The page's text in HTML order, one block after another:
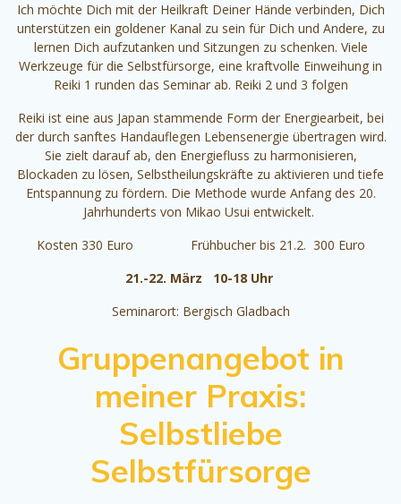
Ich möchte Dich mit der Heilkraft Deiner Hände verbinden, Dich
unterstützen ein goldener Kanal zu sein für Dich und Andere, zu
lernen Dich aufzutanken und Sitzungen zu schenken. Viele
Werkzeuge für die Selbstfürsorge, eine kraftvolle Einweihung in
Reiki 1 runden das Seminar ab. Reiki 2 und 3 folgen
Reiki ist eine aus Japan stammende Form der Energiearbeit, bei
der durch sanftes Handauflegen Lebensenergie übertragen wird.
Sie zielt darauf ab, den Energiefluss zu harmonisieren,
Blockaden zu lösen, Selbstheilungskräfte zu aktivieren und tiefe
Entspannung zu fördern. Die Methode wurde Anfang des 20.
Jahrhunderts von Mikao Usui entwickelt.
Kosten 330 Euro Frühbucher bis 21.2. 300 Euro
21.-22. März 10-18 Uhr
Seminarort: Bergisch Gladbach
Gruppenangebot in
meiner Praxis:
Selbstliebe
Selbstfürsorge